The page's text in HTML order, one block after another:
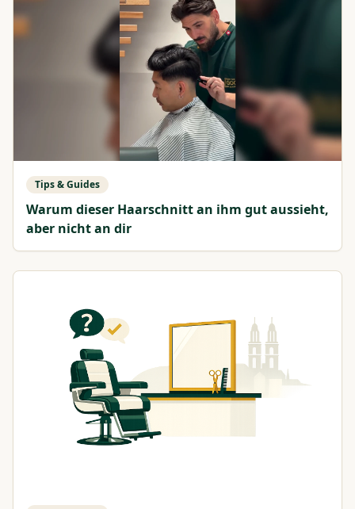
Tips & Guides
Warum dieser Haarschnitt an ihm gut aussieht,
aber nicht an dir